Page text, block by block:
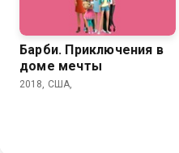
Барби. Приключения в
доме мечты
2018, США,